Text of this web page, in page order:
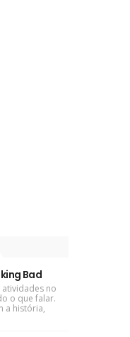
Bad
atividades no
o que falar.
a história,